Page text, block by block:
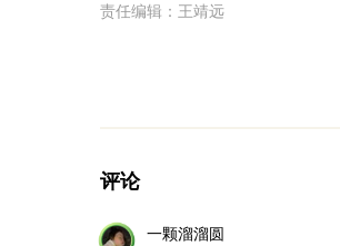
责任编辑： 王靖远
评论
一颗溜溜圆